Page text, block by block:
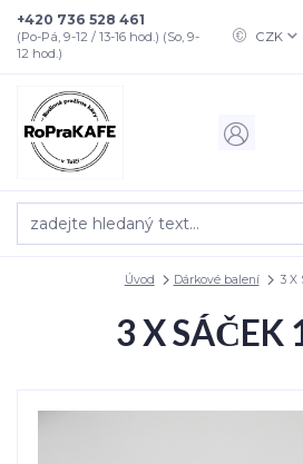
CZK
+420 736 528 461
(Po-Pá, 9-12 / 13-16 hod.) (So, 9-
12 hod.)
Úvod Dárkové balení 3 X
3 X SÁČEK